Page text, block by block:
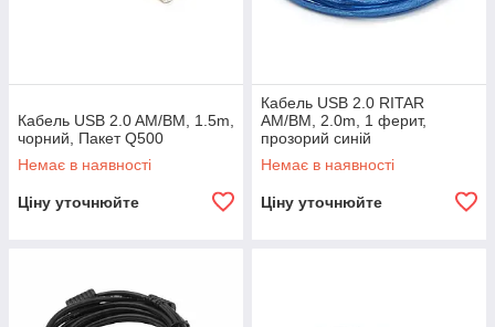
Кабель USB 2.0 AM/BM, 1.5m,
чорний, Пакет Q500
Немає в наявності
Ціну уточнюйте
Кабель USB 2.0 RITAR
AM/BM, 2.0m, 1 ферит,
прозорий синій
Немає в наявності
Ціну уточнюйте